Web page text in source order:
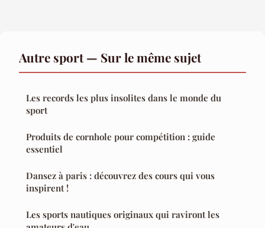
Autre sport — Sur le même sujet
Les records les plus insolites dans le monde du
sport
Produits de cornhole pour compétition : guide
essentiel
Dansez à paris : découvrez des cours qui vous
inspirent !
Les sports nautiques originaux qui raviront les